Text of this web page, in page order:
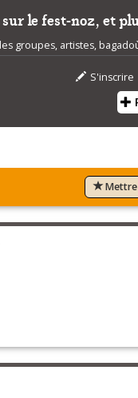
le fest-noz, et
groupes, artistes,
S'inscrire